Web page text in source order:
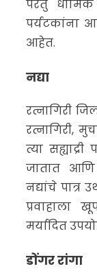
परंतु
पर्यटकांना
आहेत.
नद्या
रत्नागिरी
रत्नागिरी,
त्या
जातात
नद्यांचे
प्रवाहाला
मर्यादित
डोंगर रांगा